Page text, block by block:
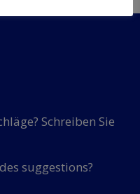
Schreiben Sie
suggestions?